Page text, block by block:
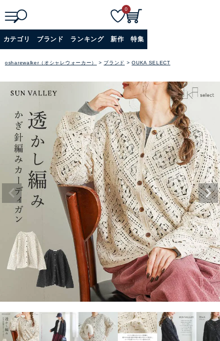
詳細検索
0
カテゴリ ブランド ランキング 新作 特集
osharewalker（オシャレウォーカー） ブランド OUKA SELECT